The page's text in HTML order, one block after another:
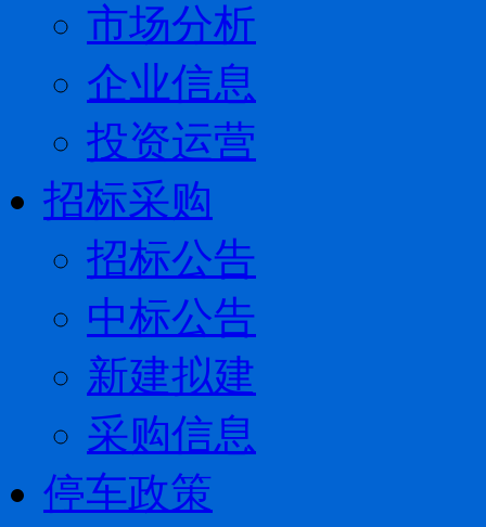
市场分析
企业信息
投资运营
招标采购
招标公告
中标公告
新建拟建
采购信息
停车政策